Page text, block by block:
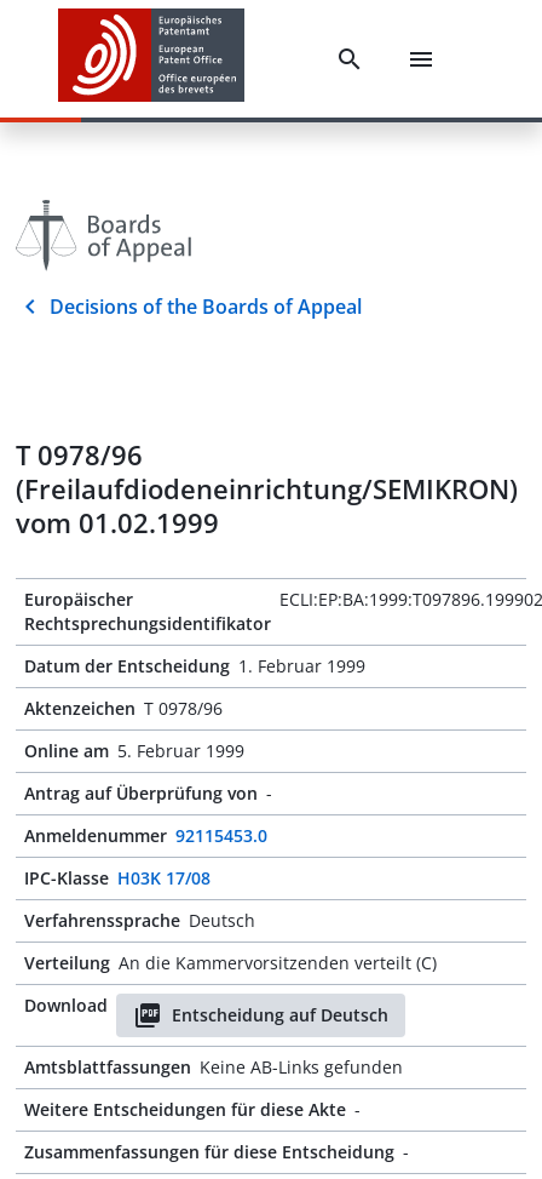
Decisions of the Boards of Appeal
T 0978/96
(Freilaufdiodeneinrichtung/SEMIKRON)
vom 01.02.1999
Europäischer
Rechtsprechungsidentifikator
Datum der Entscheidung 1. Februar 1999
Aktenzeichen T 0978/96
Online am 5. Februar 1999
Antrag auf Überprüfung von -
Anmeldenummer 92115453.0
IPC-Klasse H03K 17/08
Verfahrenssprache Deutsch
Verteilung An die Kammervorsitzenden verteilt (C)
Download
Entscheidung auf Deutsch
Amtsblattfassungen Keine AB-Links gefunden
Weitere Entscheidungen für diese Akte -
Zusammenfassungen für diese Entscheidung -